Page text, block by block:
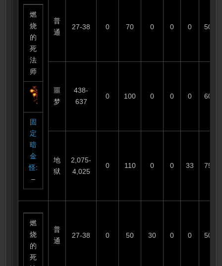
燃
烧
的
死
法
师
固
定
暗
金
怪:
–
普
通
27-38 0 70 0 0 0 50
噩
梦
438-
637
0 100 0 0 0 60
地
狱
2,075-
4,025
0 110 0 0 33 75
燃
烧
的
死
普
通
27-38 0 50 30 0 0 50